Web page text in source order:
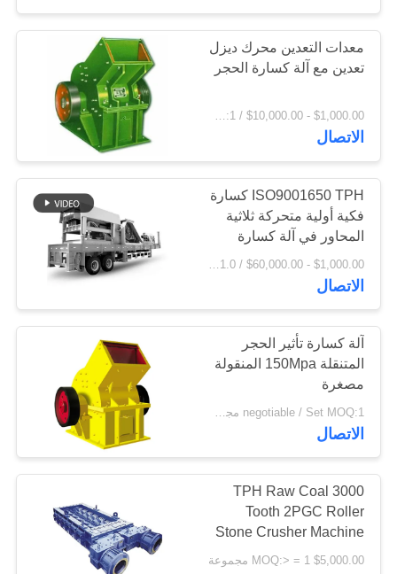
268
آلة كسارة الحجر
236
قطع غيار ماكينات
التعدين
144
معدات التعدين محرك ديزل
تعدين مع آلة كسارة الحجر
$1,000.00 - $10,000.00 / Set MOQ:1 مجموعة / مجموعات
الاتصال
ISO9001650 TPH كسارة
فكية أولية متحركة ثلاثية
المحاور في آلة كسارة
الحجر
الاتصال
آلة كسارة تأثير الحجر
المتنقلة 150Mpa المنقولة
مصغرة
negotiable / Set MOQ:1 مجموعة / مجموعات
الاتصال
3000 TPH Raw Coal
Tooth 2PGC Roller
Stone Crusher Machine
and الفحم كسارة
$5,000.00 MOQ:> = 1 مجموعة